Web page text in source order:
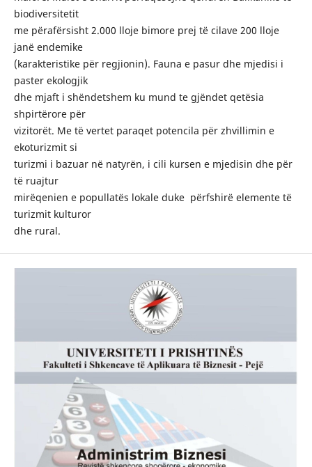
biodiversitetit
me përafërsisht 2.000 lloje bimore prej të cilave 200 lloje
janë endemike
(karakteristike për regjionin). Fauna e pasur dhe mjedisi i
paster ekologjik
dhe mjaft i shëndetshem ku mund te gjëndet qetësia
shpirtërore për
vizitorët. Me të vertet paraqet potencila për zhvillimin e
ekoturizmit si
turizmi i bazuar në natyrën, i cili kursen e mjedisin dhe për
të ruajtur
mirëqenien e popullatës lokale duke përfshirë elemente të
turizmit kulturor
dhe rural.